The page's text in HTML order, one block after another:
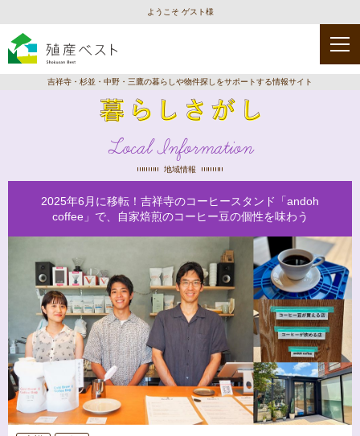
ようこそ ゲスト様
吉祥寺・杉並・中野・三鷹の暮らしや物件探しをサポートする情報サイト
Local Information
地域情報
2025年6月に移転！吉祥寺のコーヒースタンド「andoh
coffee」で、自家焙煎のコーヒー豆の個性を味わう